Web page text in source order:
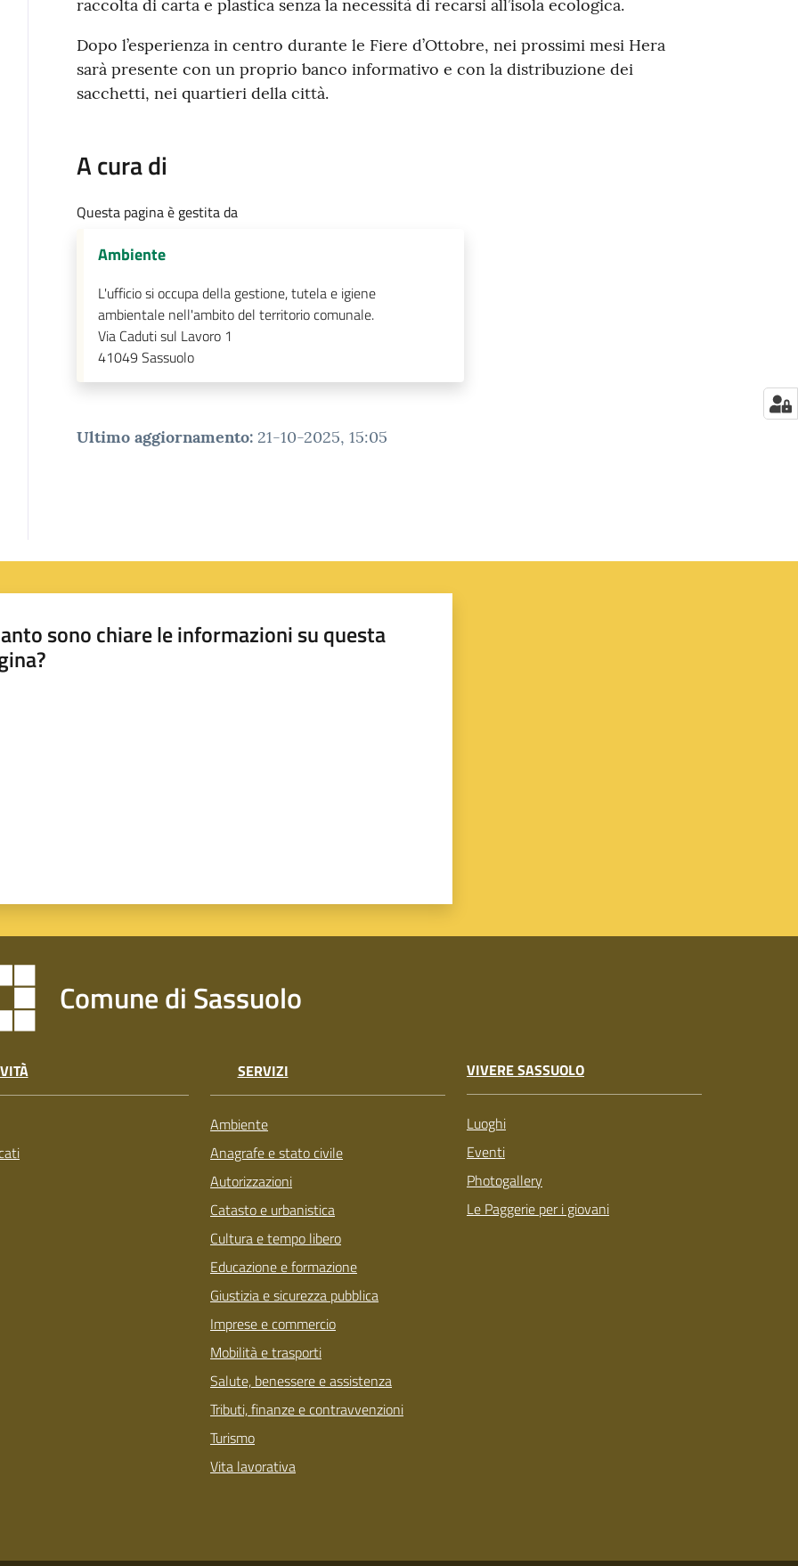
raccolta di carta e plastica senza la necessità di recarsi all’isola ecologica.
Dopo l’esperienza in centro durante le Fiere d’Ottobre, nei prossimi mesi Hera
sarà presente con un proprio banco informativo e con la distribuzione dei
sacchetti, nei quartieri della città.
A cura di
Questa pagina è gestita da
Ambiente
L'ufficio si occupa della gestione, tutela e igiene
ambientale nell'ambito del territorio comunale.
Via Caduti sul Lavoro 1
41049 Sassuolo
Ultimo aggiornamento: 21-10-2025, 15:05
sono chiare le informazioni su questa
Comune di Sassuolo
SERVIZI
Ambiente
Anagrafe e stato civile
Autorizzazioni
Catasto e urbanistica
Cultura e tempo libero
Educazione e formazione
Giustizia e sicurezza pubblica
Imprese e commercio
Mobilità e trasporti
Salute, benessere e assistenza
Tributi, finanze e contravvenzioni
Turismo
Vita lavorativa
VIVERE SASSUOLO
Luoghi
Eventi
Photogallery
Le Paggerie per i giovani